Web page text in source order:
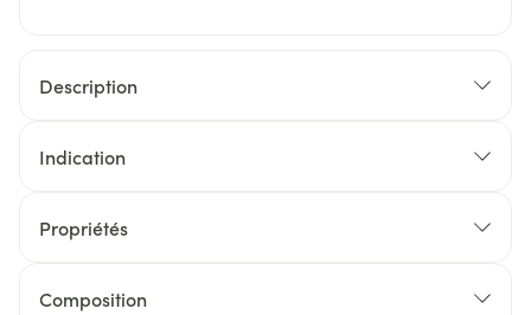
Description
Indication
Propriétés
Composition